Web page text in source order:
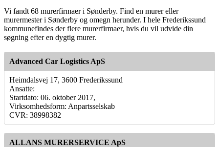
Vi fandt 68 murerfirmaer i Sønderby. Find en murer eller
murermester i Sønderby og omegn herunder. I hele Frederikssund
kommunefindes der flere murerfirmaer, hvis du vil udvide din
søgning efter en dygtig murer.
Advanced Car Logistics ApS
Heimdalsvej 17, 3600 Frederikssund
Ansatte:
Startdato: 06. oktober 2017,
Virksomhedsform: Anpartsselskab
CVR: 38998382
ALLANS MURERSERVICE ApS